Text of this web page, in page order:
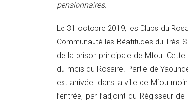
pensionnaires.
Le 31 octobre 2019, les Clubs du
Communauté les Béatitudes du Très
de la prison principale de Mfou.
du mois du Rosaire. Partie de
est arrivée dans la ville de Mfou
l’entrée, par l’adjoint du Régisseur